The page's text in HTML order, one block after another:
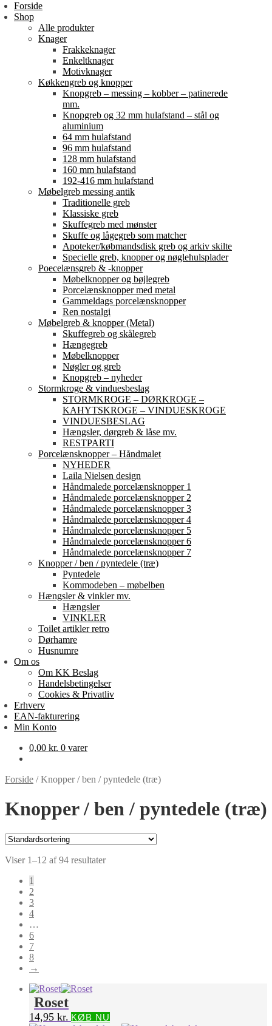
Forside
Shop
Alle produkter
Knager
Frakkeknager
Enkeltknager
Motivknager
Køkkengreb og knopper
Knopgreb – messing – kobber – patinerede
mm.
Knopgreb og 32 mm hulafstand – stål og
aluminium
64 mm hulafstand
96 mm hulafstand
128 mm hulafstand
160 mm hulafstand
192-416 mm hulafstand
Møbelgreb messing antik
Traditionelle greb
Klassiske greb
Skuffegreb med mønster
Skuffe og lågegreb som matcher
Apoteker/købmandsdisk greb og arkiv skilte
Specielle greb, knopper og nøglehulsplader
Poecelænsgreb & -knopper
Møbelknopper og bøjlegreb
Porcelænsknopper med metal
Gammeldags porcelænsknopper
Ren nostalgi
Møbelgreb & knopper (Metal)
Skuffegreb og skålegreb
Hængegreb
Møbelknopper
Nøgler og greb
Knopgreb – nyheder
Stormkroge & vinduesbeslag
STORMKROGE – DØRKROGE –
KAHYTSKROGE – VINDUESKROGE
VINDUESBESLAG
Hængsler, dørgreb & låse mv.
RESTPARTI
Porcelænsknopper – Håndmalet
NYHEDER
Laila Nielsen design
Håndmalede porcelænsknopper 1
Håndmalede porcelænsknopper 2
Håndmalede porcelænsknopper 3
Håndmalede porcelænsknopper 4
Håndmalede porcelænsknopper 5
Håndmalede porcelænsknopper 6
Håndmalede porcelænsknopper 7
Knopper / ben / pyntedele (træ)
Pyntedele
Kommodeben – møbelben
Hængsler & vinkler mv.
Hængsler
VINKLER
Toilet artikler retro
Dørhamre
Husnumre
Om os
Om KK Beslag
Handelsbetingelser
Cookies & Privatliv
Erhverv
EAN-fakturering
Min Konto
0,00 kr. 0 varer
Forside /Knopper / ben / pyntedele (træ)
Knopper / ben / pyntedele (træ)
Viser 1–12 af 94 resultater
1
2
3
4
…
6
7
8
→
Roset
14,95 kr. KØB NU